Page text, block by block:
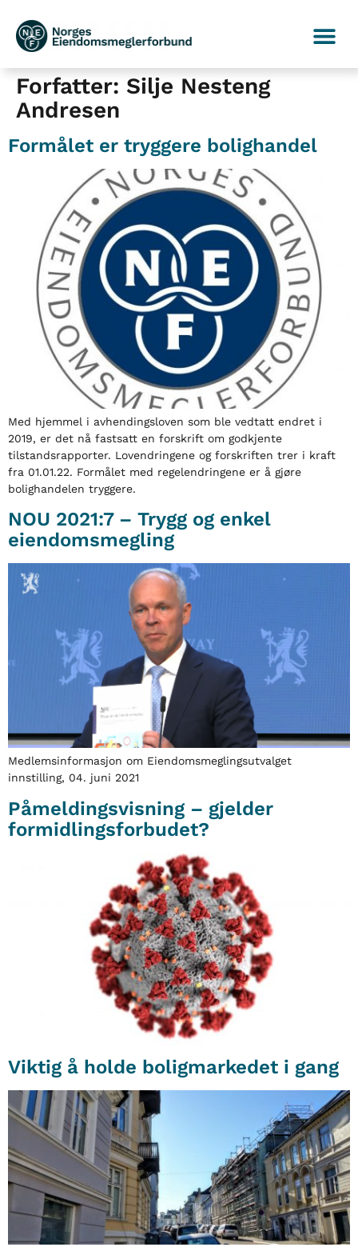
Forfatter: Silje Nesteng
Andresen
Formålet er tryggere bolighandel
Med hjemmel i avhendingsloven som ble vedtatt endret i
2019, er det nå fastsatt en forskrift om godkjente
tilstandsrapporter. Lovendringene og forskriften trer i kraft
fra 01.01.22. Formålet med regelendringene er å gjøre
bolighandelen tryggere.
NOU 2021:7 – Trygg og enkel
eiendomsmegling
Medlemsinformasjon om Eiendomsmeglingsutvalget
innstilling, 04. juni 2021
Påmeldingsvisning – gjelder
formidlingsforbudet?
Viktig å holde boligmarkedet i gang